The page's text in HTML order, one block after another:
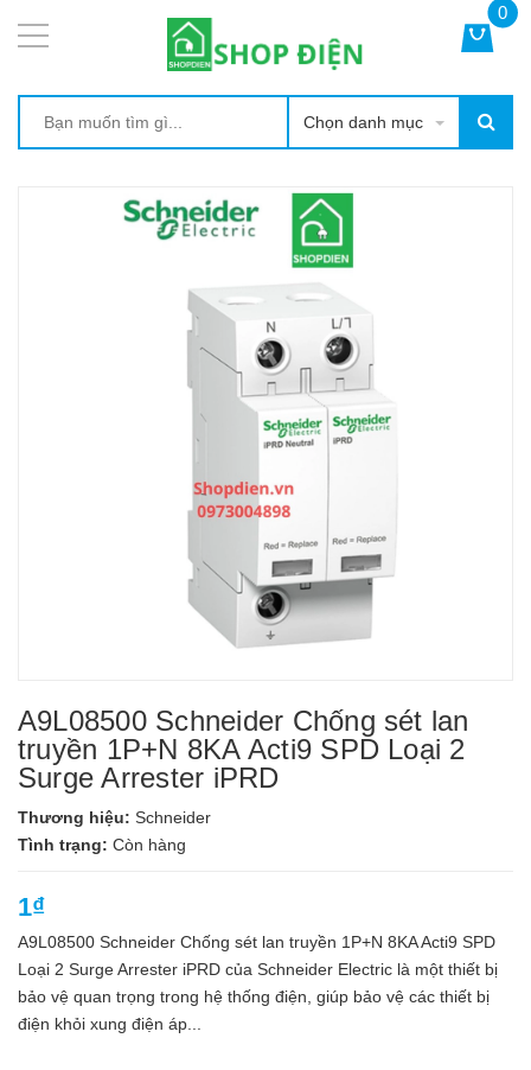
Chọn danh mục
0
A9L08500 Schneider Chống sét lan
truyền 1P+N 8KA Acti9 SPD Loại 2
Surge Arrester iPRD
Thương hiệu: Schneider
Tình trạng: Còn hàng
1₫
A9L08500 Schneider Chống sét lan truyền 1P+N 8KA Acti9 SPD
Loại 2 Surge Arrester iPRD của Schneider Electric là một thiết bị
bảo vệ quan trọng trong hệ thống điện, giúp bảo vệ các thiết bị
điện khỏi xung điện áp...